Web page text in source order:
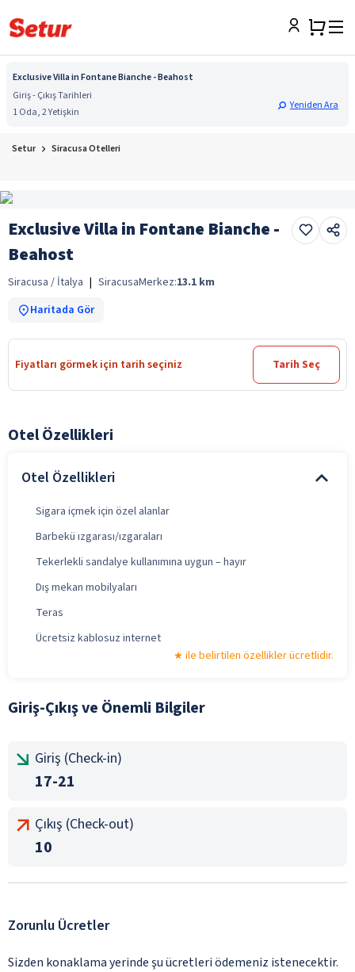
Exclusive Villa in Fontane Bianche - Beahost
Giriş - Çıkış Tarihleri
1 Oda, 2 Yetişkin
Yeniden Ara
Setur Siracusa Otelleri
Exclusive Villa in Fontane Bianche -
Beahost
Siracusa / İtalya | SiracusaMerkez:13.1 km
Haritada Gör
Fiyatları görmek için tarih seçiniz Tarih Seç
Otel Özellikleri
Otel Özellikleri
Sigara içmek için özel alanlar
Barbekü ızgarası/ızgaraları
Tekerlekli sandalye kullanımına uygun – hayır
Dış mekan mobilyaları
Teras
Ücretsiz kablosuz internet
ile belirtilen özellikler ücretlidir.
Giriş-Çıkış ve Önemli Bilgiler
Giriş (Check-in)
17-21
Çıkış (Check-out)
10
Zorunlu Ücretler
Sizden konaklama yerinde şu ücretleri ödemeniz istenecektir.